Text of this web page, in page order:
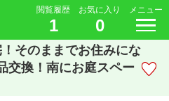
閲覧履歴
1
お気に入り
0
メニュー
そのままでお住みにな
交換！南にお庭スペー